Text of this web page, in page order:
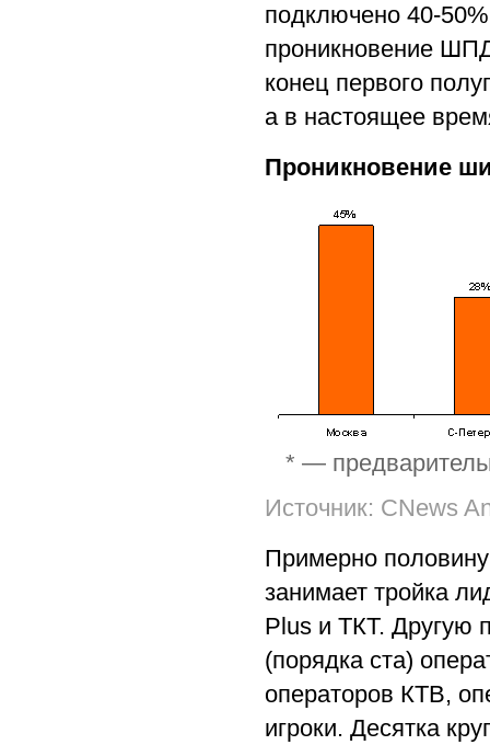
подключено 40-
проникновение
конец первого
а в настоящее
Проникновение
* —
Источник: CNews
Примерно
занимает тройка
Plus и ТКТ. Другую
(порядка ста)
операторов КТВ,
игроки. Десятка